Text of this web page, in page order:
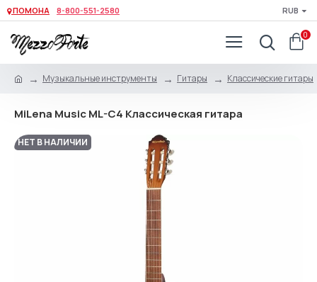
ПОМОНА 8-800-551-2580 RUB
0
Музыкальные инструменты Гитары Классические гитары
MiLena Music ML-C4 Классическая гитара
НЕТ В НАЛИЧИИ